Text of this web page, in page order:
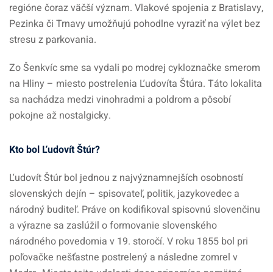
regióne čoraz väčší význam. Vlakové spojenia z Bratislavy,
Pezinka či Trnavy umožňujú pohodlne vyraziť na výlet bez
stresu z parkovania.
Zo Šenkvíc sme sa vydali po modrej cykloznačke smerom
na Hliny – miesto postrelenia Ľudovíta Štúra. Táto lokalita
sa nachádza medzi vinohradmi a poldrom a pôsobí
pokojne až nostalgicky.
Kto bol Ľudovít Štúr?
Ľudovít Štúr bol jednou z najvýznamnejších osobností
slovenských dejín – spisovateľ, politik, jazykovedec a
národný buditeľ. Práve on kodifikoval spisovnú slovenčinu
a výrazne sa zaslúžil o formovanie slovenského
národného povedomia v 19. storočí. V roku 1855 bol pri
poľovačke nešťastne postrelený a následne zomrel v